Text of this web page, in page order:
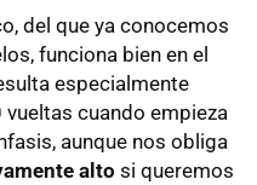
del que ya conocemos
funciona bien en el
especialmente
cuando empieza
aunque nos obliga
alto si queremos